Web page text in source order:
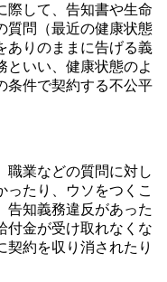
際して、告知書や生命
質問（最近の健康状態
ありのままに告げる義
といい、健康状態のよ
条件で契約する不公平
職業などの質問に対し
ったり、ウソをつくこ
告知義務違反があった
付金が受け取れなくな
契約を収り消されたり